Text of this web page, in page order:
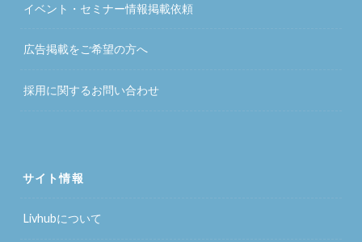
イベント・セミナー情報掲載依頼
広告掲載をご希望の方へ
採用に関するお問い合わせ
サイト情報
Livhubについて